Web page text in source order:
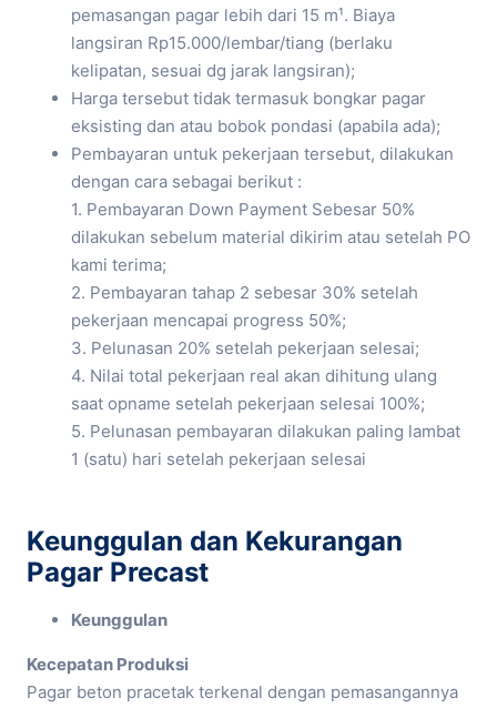
pemasangan pagar lebih dari 15 m¹. Biaya
langsiran Rp15.000/lembar/tiang (berlaku
kelipatan, sesuai dg jarak langsiran);
Harga tersebut tidak termasuk bongkar pagar
eksisting dan atau bobok pondasi (apabila ada);
Pembayaran untuk pekerjaan tersebut, dilakukan
dengan cara sebagai berikut :
1. Pembayaran Down Payment Sebesar 50%
dilakukan sebelum material dikirim atau setelah PO
kami terima;
2. Pembayaran tahap 2 sebesar 30% setelah
pekerjaan mencapai progress 50%;
3. Pelunasan 20% setelah pekerjaan selesai;
4. Nilai total pekerjaan real akan dihitung ulang
saat opname setelah pekerjaan selesai 100%;
5. Pelunasan pembayaran dilakukan paling lambat
1 (satu) hari setelah pekerjaan selesai
Keunggulan dan Kekurangan
Pagar Precast
Keunggulan
Kecepatan Produksi
Pagar beton pracetak terkenal dengan pemasangannya